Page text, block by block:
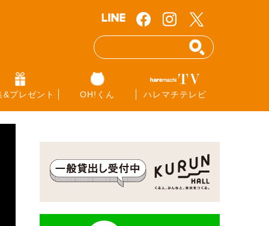
&プレゼント OH!くん ハレマチテレビ